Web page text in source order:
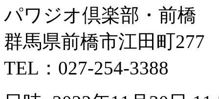
パワジオ倶楽部・前橋
群馬県前橋市江田町277
TEL：027-254-3388